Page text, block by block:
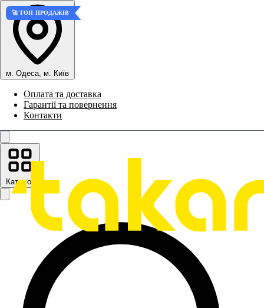
м. Одеса, м. Київ
Оплата та доставка
Гарантії та повернення
Контакти
Каталог
🚀 ТОП ПРОДАЖІВ